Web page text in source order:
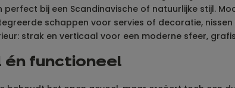
bij een Scandinavische of natuurlijke stijl.
schappen voor servies of decoratie,
strak en verticaal voor een moderne sfeer,
én functioneel